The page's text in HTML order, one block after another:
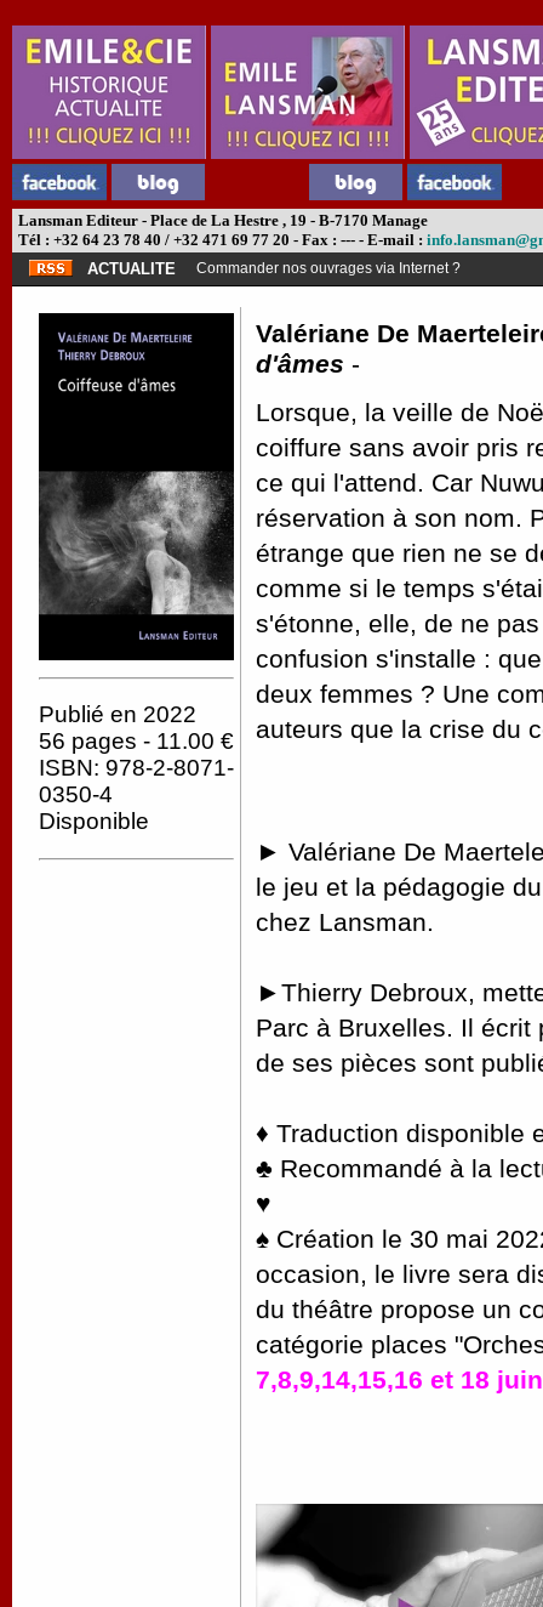
Lansman Editeur - Place de La Hestre , 19 - B-7170 Manage
Tél : +32 64 23 78 40 / +32 471 69 77 20 - Fax : --- - E-mail :
ACTUALITE
Commander nos ouvrages via Internet ?
Publié en 2022
56 pages - 11.00 €
ISBN: 978-2-8071-
0350-4
Disponible
Valériane De
d'âmes -
Lorsque, la veille de
coiffure sans avoir pris
ce qui l'attend. Car
réservation à son nom.
étrange que rien ne se
comme si le temps
s'étonne, elle, de ne
confusion s'installe :
deux femmes ? Une
auteurs que la crise du
► Valériane De
le jeu et la pédagogie
chez Lansman.
►Thierry Debroux,
Parc à Bruxelles. Il écrit
de ses pièces sont
♦ Traduction disponible
♣ Recommandé à la
♥
♠ Création le 30 mai
occasion, le livre sera
du théâtre propose un
catégorie places
7,8,9,14,15,16 et 18